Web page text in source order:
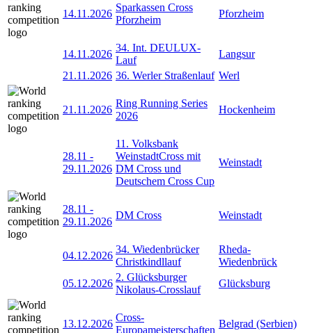
14.11.2026
Sparkassen Cross
Pforzheim
Pforzheim
14.11.2026
34. Int. DEULUX-
Lauf
Langsur
21.11.2026 36. Werler Straßenlauf Werl
21.11.2026
Ring Running Series
2026
Hockenheim
28.11 -
29.11.2026
11. Volksbank
WeinstadtCross mit
DM Cross und
Deutschem Cross Cup
Weinstadt
28.11 -
29.11.2026
DM Cross Weinstadt
04.12.2026
34. Wiedenbrücker
Christkindllauf
Rheda-
Wiedenbrück
05.12.2026
2. Glücksburger
Nikolaus-Crosslauf
Glücksburg
13.12.2026
Cross-
Europameisterschaften
Belgrad (Serbien)